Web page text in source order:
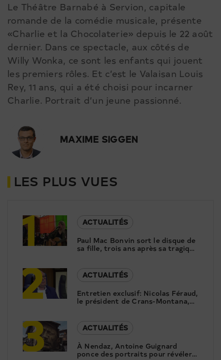
Le Théâtre Barnabé à Servion, capitale
romande de la comédie musicale, présente
«Charlie et la Chocolaterie» depuis le 22 août
dernier. Dans ce spectacle, aux côtés de
Willy Wonka, ce sont les enfants qui jouent
les premiers rôles. Et c’est le Valaisan Louis
Rey, 11 ans, qui a été choisi pour incarner
Charlie. Portrait d’un jeune passionné.
MAXIME SIGGEN
LES PLUS VUES
1
ACTUALITÉS
Paul Mac Bonvin sort le disque de
sa fille, trois ans après sa tragique
2
ACTUALITÉS
Entretien exclusif: Nicolas Féraud,
le président de Crans-Montana,
répond aux questions de Canal9
3
ACTUALITÉS
À Nendaz, Antoine Guignard
ponce des portraits pour révéler